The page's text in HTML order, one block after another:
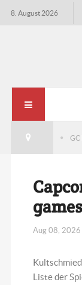
8. August 2026
GC
Aug 08, 2026
Liste der